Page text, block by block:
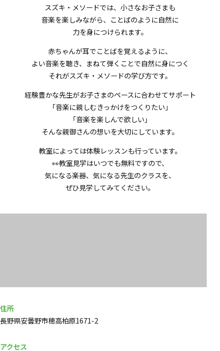
スズキ・メソードでは、小さなお子さまも
音楽を楽しみながら、ことばのように自然に
力を身につけられます。
赤ちゃんが耳でことばを覚えるように、
よい音楽を聴き、まねて弾くことで自然に身につく
それがスズキ・メソードの学び方です。
経験豊かな先生がお子さまのペースに合わせてサポート
「音楽に親しむきっかけをつくりたい」
「音楽を楽しんで欲しい」
そんな親御さんの想いを大切にしています。
教室によっては体験レッスンも行っています。
👀教室見学はいつでも無料ですので、
気になる楽器、気になる先生のクラスを、
ぜひ見学してみてください。
住所
長野県安曇野市穂高柏原1671-2
アクセス